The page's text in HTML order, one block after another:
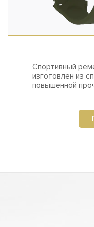
Спортивный
изготовлен из
повышенной